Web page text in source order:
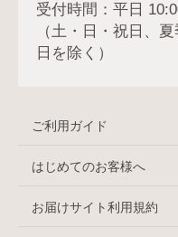
受付時間：平日
（土・日・祝日、
日を除く）
ご利用ガイド
はじめてのお客様へ
お届けサイト利用規約